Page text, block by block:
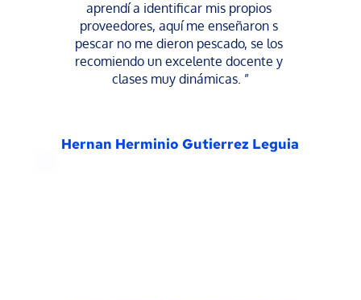
aprendí a identificar mis propios
proveedores, aquí me enseñaron s
pescar no me dieron pescado, se los
recomiendo un excelente docente y
clases muy dinámicas. ”
Hernan Herminio Gutierrez Leguia